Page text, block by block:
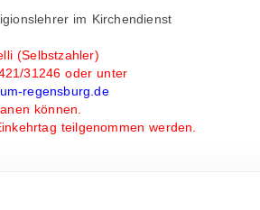
im Kirchendienst
(Selbstzahler)
31246 oder unter
regensburg.de
können.
teilgenommen werden.